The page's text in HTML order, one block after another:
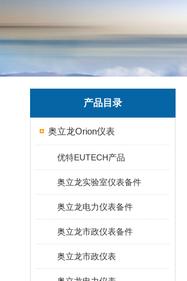
产品目录
奥立龙Orion仪表
优特EUTECH产品
奥立龙实验室仪表备件
奥立龙电力仪表备件
奥立龙市政仪表备件
奥立龙市政仪表